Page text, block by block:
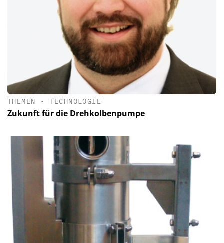
THEMEN • TECHNOLOGIE
Zukunft für die Drehkolbenpumpe